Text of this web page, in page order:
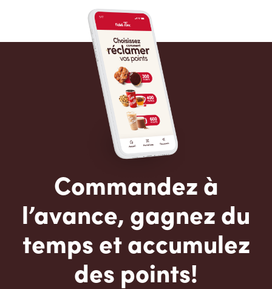
Commandez à
l’avance, gagnez du
temps et accumulez
des points!